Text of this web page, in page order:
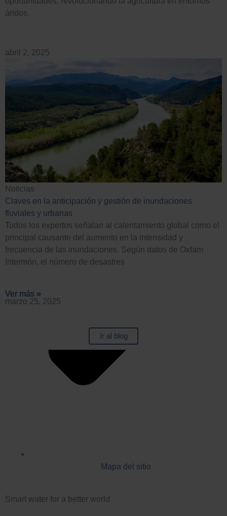
Ver más »
Ver más »
áridos.
Ver más »
abril 2, 2025
Noticias
Claves en la anticipación y gestión de inundaciones
fluviales y urbanas
Todos los expertos señalan al calentamiento global como el
principal causante del aumento en la intensidad y
frecuencia de las inundaciones. Según datos de Oxfam
Intermón, el número de desastres
Ver más »
marzo 25, 2025
Ir al blog
Mapa del sitio
Smart water for a better world